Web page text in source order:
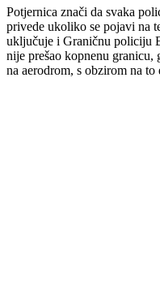
Potjernica znači da svaka
privede ukoliko se pojavi na
uključuje i Graničnu policiju
nije prešao kopnenu
na aerodrom, s obzirom na